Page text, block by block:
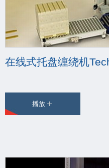
在线式托盘缠绕机
播放